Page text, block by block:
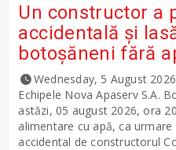
Un constructor a
accidentală și
botoșăneni fără
Wednesday, 5 August 2026
Echipele Nova Apaserv S.A.
astăzi, 05 august 2026, ora
alimentare cu apă, ca
accidental de constructorul